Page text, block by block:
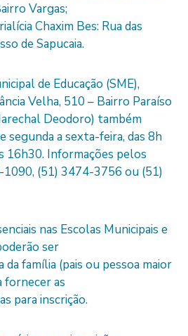
Vargas;
Chaxim Bes: Rua das
de Sapucaia.
de Educação (SME),
Velha, 510 – Bairro Paraíso
Deodoro) também
segunda a sexta-feira, das 8h
16h30. Informações pelos
(51) 3474-3756 ou (51)
nas Escolas Municipais e
ser
família (pais ou pessoa maior
fornecer as
para inscrição.